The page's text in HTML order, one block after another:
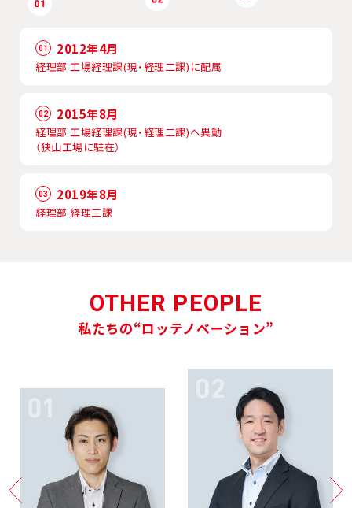
01 2012年4月
経理部 工場経理課(現・経理二課)に配属
02 2015年8月
経理部 工場経理課(現・経理二課)へ異動
（狭山工場に駐在）
03 2019年8月
経理部 経理三課
OTHER PEOPLE
私たちの“ロッテノベーション”